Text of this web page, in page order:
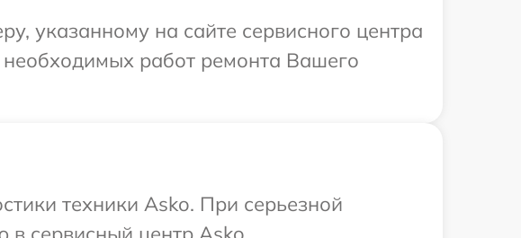
указанному на сайте сервисного центра
работ ремонта Вашего
техники Asko. При серьезной